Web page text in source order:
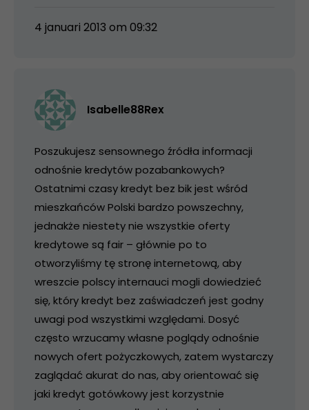
4 januari 2013 om 09:32
Isabelle88Rex
Poszukujesz sensownego źródła informacji
odnośnie kredytów pozabankowych?
Ostatnimi czasy kredyt bez bik jest wśród
mieszkańców Polski bardzo powszechny,
jednakże niestety nie wszystkie oferty
kredytowe są fair – głównie po to
otworzyliśmy tę stronę internetową, aby
wreszcie polscy internauci mogli dowiedzieć
się, który kredyt bez zaświadczeń jest godny
uwagi pod wszystkimi względami. Dosyć
często wrzucamy własne poglądy odnośnie
nowych ofert pożyczkowych, zatem wystarczy
zaglądać akurat do nas, aby orientować się
jaki kredyt gotówkowy jest korzystnie